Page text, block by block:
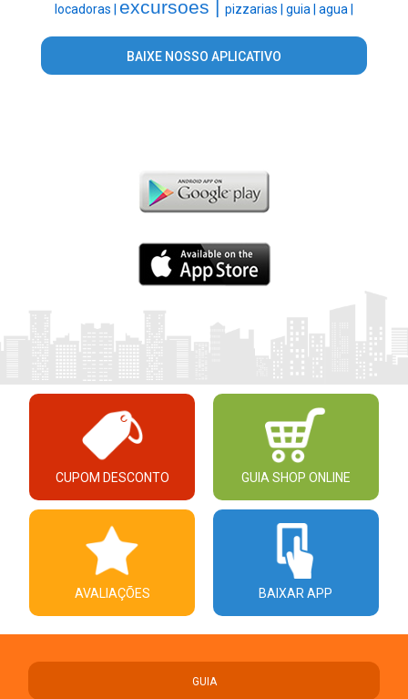
locadoras | excursoes | pizzarias | guia | agua |
BAIXE NOSSO APLICATIVO
CUPOM DESCONTO GUIA SHOP ONLINE
AVALIAÇÕES BAIXAR APP
GUIA